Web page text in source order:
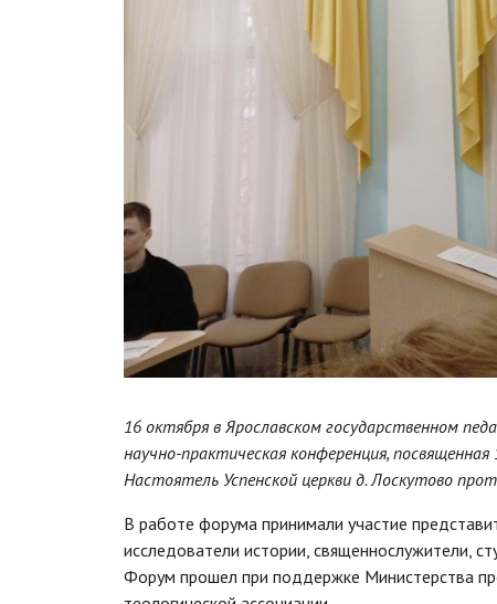
16 октября в Ярославском государственном
научно-практическая конференция,
Настоятель Успенской церкви д. Лоскутово
В работе форума принимали участие
исследователи истории, священнослужители,
Форум прошел при поддержке Министерства